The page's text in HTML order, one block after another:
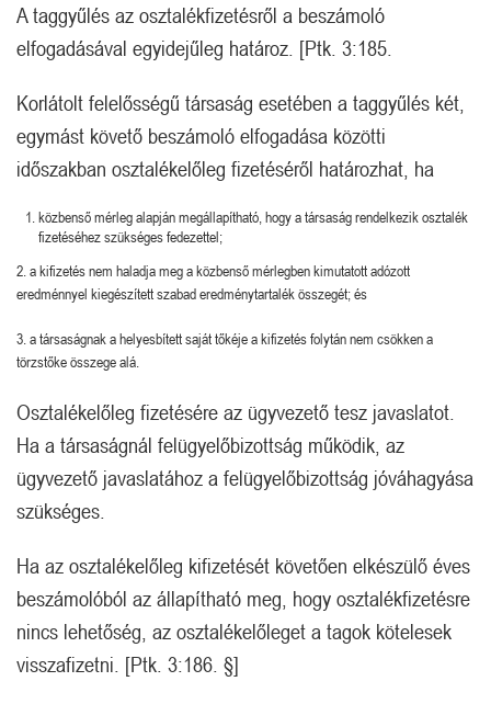
A taggyűlés az osztalékfizetésről a beszámoló
elfogadásával egyidejűleg határoz. [Ptk. 3:185.
Korlátolt felelősségű társaság esetében a taggyűlés két,
egymást követő beszámoló elfogadása közötti
időszakban osztalékelőleg fizetéséről határozhat, ha
közbenső mérleg alapján megállapítható, hogy a társaság rendelkezik osztalék
fizetéséhez szükséges fedezettel;
2. a kifizetés nem haladja meg a közbenső mérlegben kimutatott adózott
eredménnyel kiegészített szabad eredménytartalék összegét; és
3. a társaságnak a helyesbített saját tőkéje a kifizetés folytán nem csökken a
törzstőke összege alá.
Osztalékelőleg fizetésére az ügyvezető tesz javaslatot.
Ha a társaságnál felügyelőbizottság működik, az
ügyvezető javaslatához a felügyelőbizottság jóváhagyása
szükséges.
Ha az osztalékelőleg kifizetését követően elkészülő éves
beszámolóból az állapítható meg, hogy osztalékfizetésre
nincs lehetőség, az osztalékelőleget a tagok kötelesek
visszafizetni. [Ptk. 3:186. §]